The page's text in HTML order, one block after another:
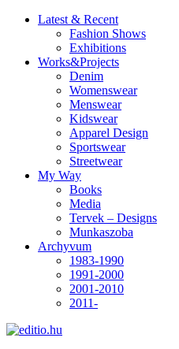
Latest & Recent
Fashion Shows
Exhibitions
Works&Projects
Denim
Womenswear
Menswear
Kidswear
Apparel Design
Sportswear
Streetwear
My Way
Books
Media
Tervek – Designs
Munkaszoba
Archyvum
1983-1990
1991-2000
2001-2010
2011-